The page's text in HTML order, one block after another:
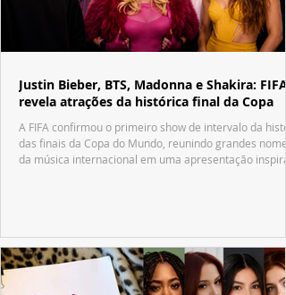
Justin Bieber, BTS, Madonna e Shakira: FIFA
revela atrações da histórica final da Copa
A FIFA confirmou o primeiro show de intervalo da
das finais da Copa do Mundo, reunindo grandes nomes
da música internacional em uma apresentação